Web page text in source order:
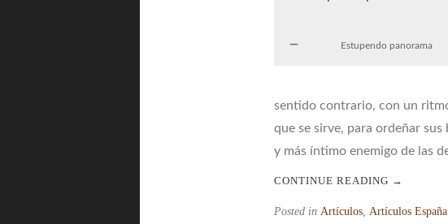
Estupendo panorama
sentido contrario, con un
que se sirve, para ordeñar
y más íntimo enemigo de las
CONTINUE READING →
Posted in Artículos, Artículos